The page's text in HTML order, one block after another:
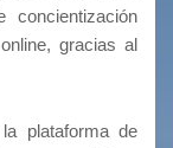
gracias al
plataforma de